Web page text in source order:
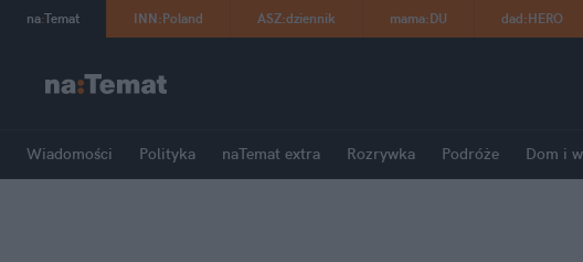
na:Temat INN:Poland ASZ:dziennik mama:DU dad:HERO
Wiadomości Polityka naTemat extra Rozrywka Podróże Dom i